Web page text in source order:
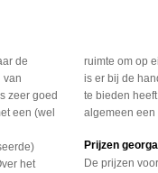
de
van
zeer goed
een (wel
het
ruimte om op
is er bij de
te bieden
algemeen
Prijzen
De prijzen